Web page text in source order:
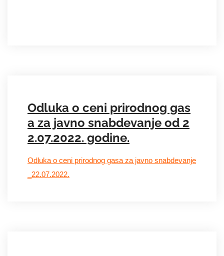
Odluka o ceni prirodnog gas
a za javno snabdevanje od 2
2.07.2022. godine.
Odluka o ceni prirodnog gasa za javno snabdevanje
_22.07.2022.